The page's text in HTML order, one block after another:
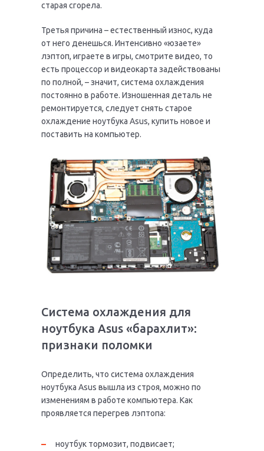
старая сгорела.
Третья причина – естественный износ, куда
от него денешься. Интенсивно «юзаете»
лэптоп, играете в игры, смотрите видео, то
есть процессор и видеокарта задействованы
по полной, – значит, система охлаждения
постоянно в работе. Изношенная деталь не
ремонтируется, следует снять старое
охлаждение ноутбука Asus, купить новое и
поставить на компьютер.
Система охлаждения для
ноутбука Asus «барахлит»:
признаки поломки
Определить, что система охлаждения
ноутбука Asus вышла из строя, можно по
изменениям в работе компьютера. Как
проявляется перегрев лэптопа:
ноутбук тормозит, подвисает;